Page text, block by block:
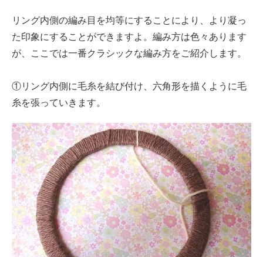
リング内側の編み目を均等にすることにより、より凝っ
た印象にすることができますよ。編み方は色々あります
が、ここでは一番クラシックな編み方をご紹介します。
①リング内側に毛糸を結び付け、六角形を描くように毛
糸を張っていきます。